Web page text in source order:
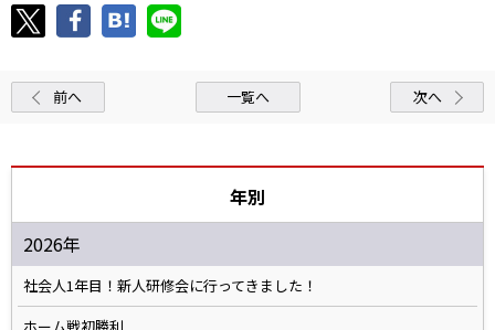
前へ 一覧へ 次へ
年別
2026年
社会人1年目！新人研修会に行ってきました！